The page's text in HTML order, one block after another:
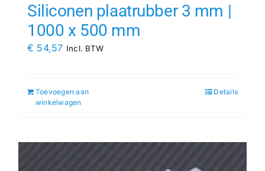
Siliconen plaatrubber 3 mm |
1000 x 500 mm
€ 54,57 Incl. BTW
Toevoegen aan
winkelwagen
Details